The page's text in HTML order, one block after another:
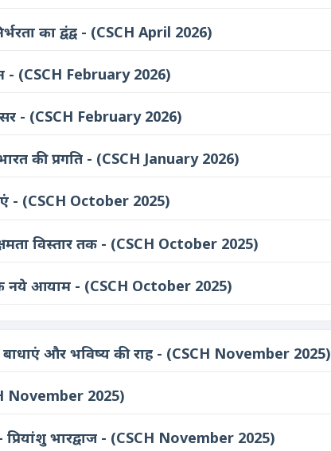
का द्वंद्व - (CSCH April 2026)
- (CSCH February 2026)
- (CSCH February 2026)
की प्रगति - (CSCH January 2026)
- (CSCH October 2025)
विस्तार तक - (CSCH October 2025)
के नये आयाम - (CSCH October 2025)
बाधाएं और भविष्य की राह - (CSCH November 2025)
November 2025)
भारद्वाज - (CSCH November 2025)